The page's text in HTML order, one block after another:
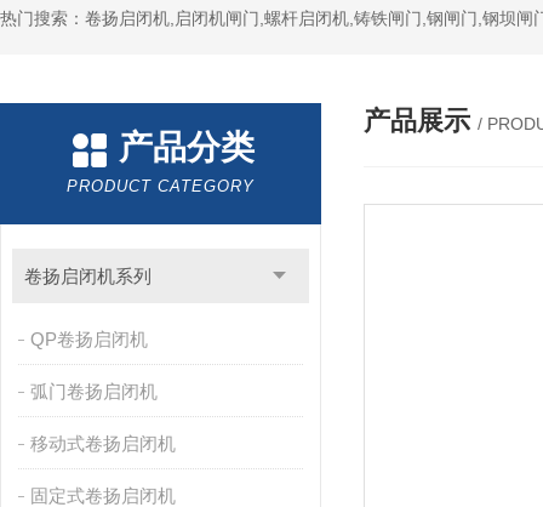
热门搜索：卷扬启闭机,启闭机闸门,螺杆启闭机,铸铁闸门,钢闸门,钢坝
产品分类
PRODUCT CATEGORY
卷扬启闭机系列
QP卷扬启闭机
弧门卷扬启闭机
移动式卷扬启闭机
固定式卷扬启闭机
产品展示 /